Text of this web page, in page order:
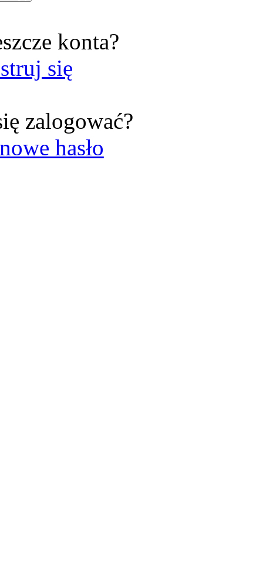
konta?
się
zalogować?
hasło